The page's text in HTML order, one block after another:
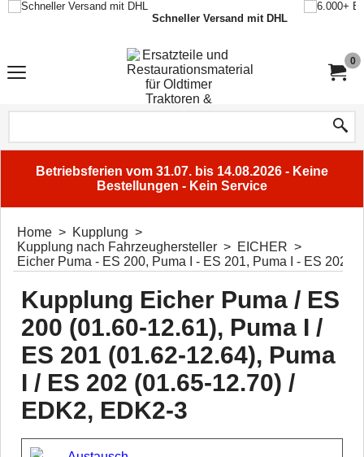
Schneller Versand mit DHL
0
Betriebsferien vom 31.07. bis 14.08.2026 - Keine
Bestellungen - Kein Service
Home > Kupplung >
Kupplung nach Fahrzeughersteller > EICHER >
Eicher Puma - ES 200, Puma I - ES 201, Puma I - ES 202
Kupplung Eicher Puma / ES
200 (01.60-12.61), Puma I /
ES 201 (01.62-12.64), Puma
I / ES 202 (01.65-12.70) /
EDK2, EDK2-3